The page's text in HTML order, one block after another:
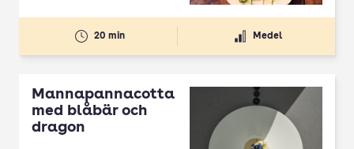
20 min Medel
Mannapannacotta
med blåbär och
dragon